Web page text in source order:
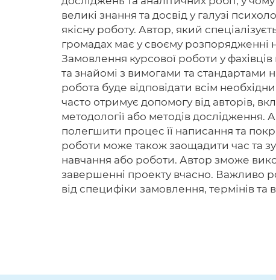
великі знання та досвід у галузі
якісну роботу. Автор, який
громадах має у своєму розпорядженні
Замовлення курсової роботи у
та знайомі з вимогами та
робота буде відповідати всім
часто отримує допомогу від авторів,
методології або методів дослідження.
полегшити процес її написання та
роботи може також заощадити час та
навчання або роботи. Автор зможе
завершенні проекту вчасно. Важливо
від специфіки замовлення, термінів та